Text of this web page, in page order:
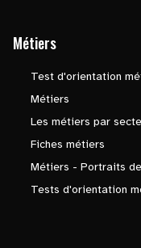
Métiers
Test d'orientation
Métiers
Les métiers par
Fiches métiers
Métiers - Portraits
Tests d'orientation